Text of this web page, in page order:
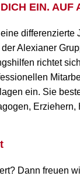
EIN. AUF
differenzierte
Alexianer
richtet
ein. Sie
Dann freuen